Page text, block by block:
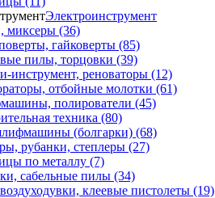
Электроинструмент
миксеры (36)
гайковерты (85)
пилы, торцовки (39)
инструмент, реноваторы (12)
отбойные молотки (61)
полирователи (45)
техника (80)
(болгарки) (68)
рубанки, степлеры (27)
по металлу (7)
сабельные пилы (34)
клеевые пистолеты (19)